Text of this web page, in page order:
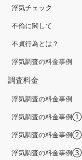
浮気チェック
不倫に関して
不貞行為とは？
浮気調査の料金事例
調査料金
浮気調査の料金事例
浮気調査の料金事例①
浮気調査の料金事例②
浮気調査の料金事例③